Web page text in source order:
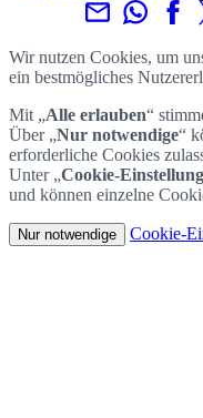
Wir nutzen Cookies, um
ein bestmögliches
Mit „Alle erlauben“
Über „Nur notwendige“
erforderliche Cookies
Unter „Cookie-
und können einzelne
Nur notwendige Cookie-